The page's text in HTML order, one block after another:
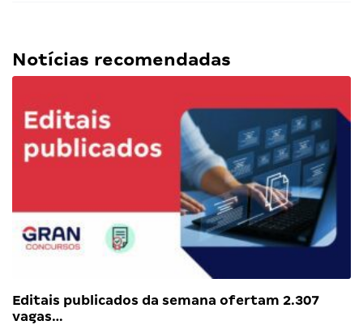
Notícias recomendadas
Editais publicados da semana ofertam 2.307
vagas…